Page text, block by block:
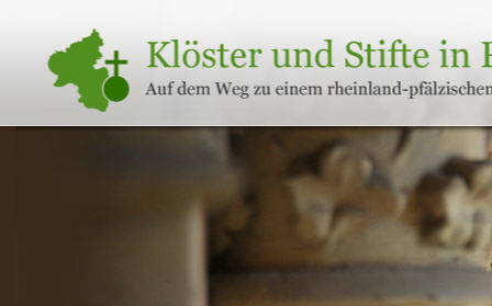
Klöster
und
Stifte
in
Rheinland-